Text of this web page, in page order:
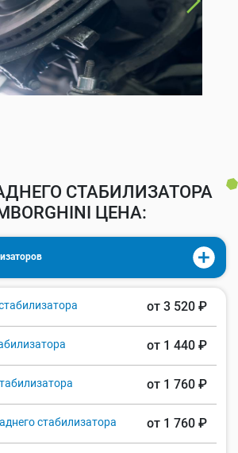
СТАБИЛИЗАТОРА
ЦЕНА:
от 3 520 ₽
от 1 440 ₽
от 1 760 ₽
стабилизатора от 1 760 ₽